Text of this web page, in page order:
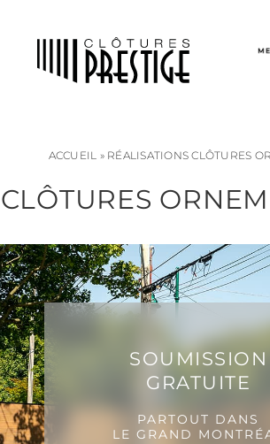
ACCUEIL » RÉALISATIONS CLÔTURES
CLÔTURES
SOUMISSION
GRATUITE
PARTOUT DANS
LE GRAND